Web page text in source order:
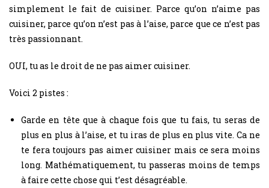
simplement le fait de cuisiner. Parce qu’on n’aime pas
cuisiner, parce qu’on n’est pas à l’aise, parce que ce n’est pas
très passionnant.
OUI, tu as le droit de ne pas aimer cuisiner.
Voici 2 pistes :
Garde en tête que à chaque fois que tu fais, tu seras de
plus en plus à l’aise, et tu iras de plus en plus vite. Ca ne
te fera toujours pas aimer cuisiner mais ce sera moins
long. Mathématiquement, tu passeras moins de temps
à faire cette chose qui t’est désagréable.